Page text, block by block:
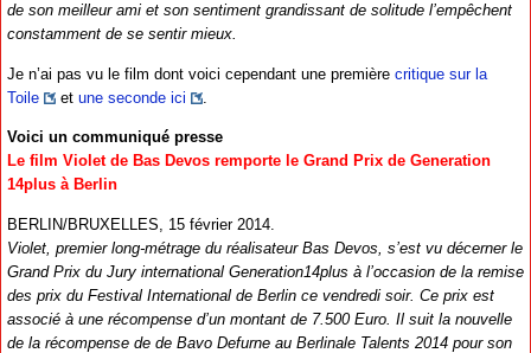
de son meilleur ami et son sentiment grandissant de solitude l’empêchent
constamment de se sentir mieux.
Je n’ai pas vu le film dont voici cependant une première critique sur la
Toile
et une seconde ici
Voici un communiqué presse
Le film Violet de Bas Devos remporte le Grand Prix de Generation
14plus à Berlin
BERLIN/BRUXELLES, 15 février 2014.
Violet, premier long-métrage du réalisateur Bas Devos, s’est vu décerner le
Grand Prix du Jury international Generation14plus à l’occasion de la remise
des prix du Festival International de Berlin ce vendredi soir. Ce prix est
associé à une récompense d’un montant de 7.500 Euro. Il suit la nouvelle
de la récompense de de Bavo Defurne au Berlinale Talents 2014 pour son